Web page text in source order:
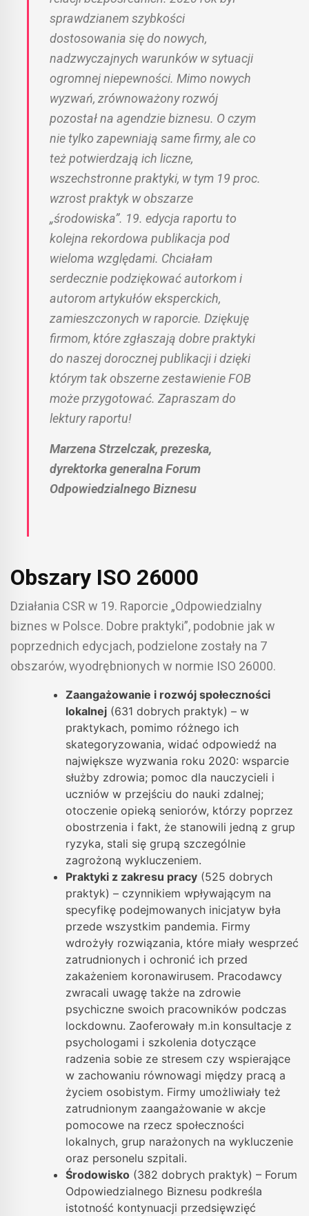
sprawdzianem szybkości
dostosowania się do nowych,
nadzwyczajnych warunków w sytuacji
ogromnej niepewności. Mimo nowych
wyzwań, zrównoważony rozwój
pozostał na agendzie biznesu. O czym
nie tylko zapewniają same firmy, ale co
też potwierdzają ich liczne,
wszechstronne praktyki, w tym 19 proc.
wzrost praktyk w obszarze
„środowiska”. 19. edycja raportu to
kolejna rekordowa publikacja pod
wieloma względami. Chciałam
serdecznie podziękować autorkom i
autorom artykułów eksperckich,
zamieszczonych w raporcie. Dziękuję
firmom, które zgłaszają dobre praktyki
do naszej dorocznej publikacji i dzięki
którym tak obszerne zestawienie FOB
może przygotować. Zapraszam do
lektury raportu!
Marzena Strzelczak, prezeska,
dyrektorka generalna Forum
Odpowiedzialnego Biznesu
Obszary ISO 26000
Działania CSR w 19. Raporcie „Odpowiedzialny
biznes w Polsce. Dobre praktyki”, podobnie jak w
poprzednich edycjach, podzielone zostały na 7
obszarów, wyodrębnionych w normie ISO 26000.
Zaangażowanie i rozwój społeczności
lokalnej (631 dobrych praktyk) – w
praktykach, pomimo różnego ich
skategoryzowania, widać odpowiedź na
największe wyzwania roku 2020: wsparcie
służby zdrowia; pomoc dla nauczycieli i
uczniów w przejściu do nauki zdalnej;
otoczenie opieką seniorów, którzy poprzez
obostrzenia i fakt, że stanowili jedną z grup
ryzyka, stali się grupą szczególnie
zagrożoną wykluczeniem.
Praktyki z zakresu pracy (525 dobrych
praktyk) – czynnikiem wpływającym na
specyfikę podejmowanych inicjatyw była
przede wszystkim pandemia. Firmy
wdrożyły rozwiązania, które miały wesprzeć
zatrudnionych i ochronić ich przed
zakażeniem koronawirusem. Pracodawcy
zwracali uwagę także na zdrowie
psychiczne swoich pracowników podczas
lockdownu. Zaoferowały m.in konsultacje z
psychologami i szkolenia dotyczące
radzenia sobie ze stresem czy wspierające
w zachowaniu równowagi między pracą a
życiem osobistym. Firmy umożliwiały też
zatrudnionym zaangażowanie w akcje
pomocowe na rzecz społeczności
lokalnych, grup narażonych na wykluczenie
oraz personelu szpitali.
Środowisko (382 dobrych praktyk) – Forum
Odpowiedzialnego Biznesu podkreśla
istotność kontynuacji przedsięwzięć